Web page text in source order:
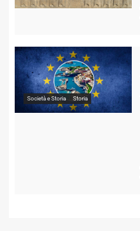
Società e Storia Storia